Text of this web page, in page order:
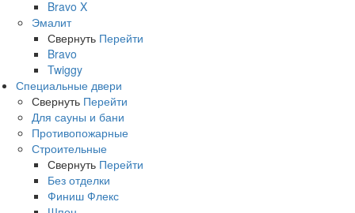
Bravo X
Эмалит
Свернуть Перейти
Bravo
Twiggy
Специальные двери
Свернуть Перейти
Для сауны и бани
Противопожарные
Строительные
Свернуть Перейти
Без отделки
Финиш Флекс